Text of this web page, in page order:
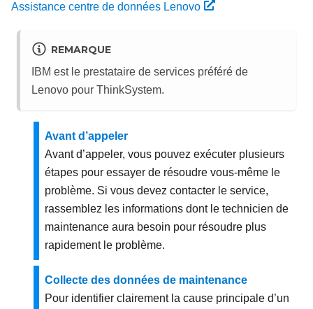
Assistance centre de données Lenovo
REMARQUE
IBM est le prestataire de services préféré de
Lenovo pour ThinkSystem.
Avant d’appeler
Avant d’appeler, vous pouvez exécuter plusieurs
étapes pour essayer de résoudre vous-même le
problème. Si vous devez contacter le service,
rassemblez les informations dont le technicien de
maintenance aura besoin pour résoudre plus
rapidement le problème.
Collecte des données de maintenance
Pour identifier clairement la cause principale d’un